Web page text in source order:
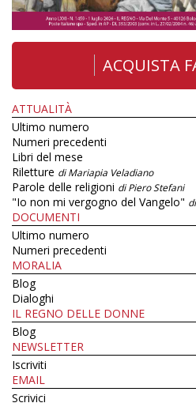
ACQUISTA
ATTUALITÀ
Ultimo numero
Numeri precedenti
Libri del mese
Riletture di Mariapia Veladiano
Parole delle religioni di Piero Stefani
"Io non mi vergogno del Vangelo"
DOCUMENTI
Ultimo numero
Numeri precedenti
MORALIA
Blog
Dialoghi
IL REGNO DELLE DONNE
Blog
NEWSLETTER
Iscriviti
EMAIL
Scrivici